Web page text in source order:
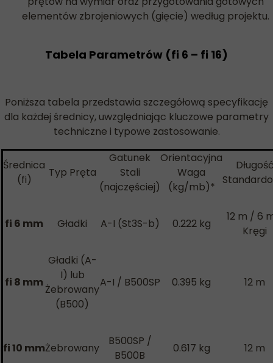
elementów zbrojeniowych (gięcie) według projektu.
Tabela Parametrów (fi 6 – fi 16)
Poniższa tabela przedstawia szczegółową specyfikację
dla każdej średnicy, uwzględniając kluczowe parametry
techniczne i typowe zastosowanie.
Średnica
(fi)
Typ Pręta
Gatunek
Stali
(najczęściej)
Orientacyjna
Waga
(kg/mb)*
fi 6 mm Gładki A-I (St3S-b) 0.222 kg
12 m / 6
Kręgi
fi 8 mm
Gładki (A-
I) lub
Żebrowany
(B500)
A-I / B500SP 0.395 kg 12 m
fi 10 mmŻebrowany
B500SP /
B500B
0.617 kg 12 m